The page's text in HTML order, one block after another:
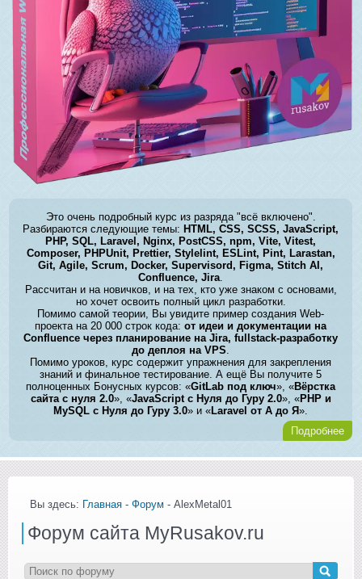
Это очень подробный курс из разряда "всё включено".
Разбираются следующие темы: HTML, CSS, SCSS, JavaScript,
PHP, SQL, Laravel, Nginx, PostCSS, npm, Vite, Vitest,
Composer, PHPUnit, Prettier, Stylelint, ESLint, Pint, Larastan,
Git, Agile, Scrum, Docker, Supervisord, Figma, Stitch AI,
Confluence, Jira.
Рассчитан и на новичков, и на тех, кто уже знаком с основами,
но хочет освоить полный цикл разработки.
Помимо самой теории, Вы увидите пример создания Web-
проекта на 20 000 строк кода:от идеи и документации на
Confluence через планирование на Jira, fullstack-разработку
до деплоя на VPS.
Помимо уроков, курс содержит упражнения для закрепления
знаний и финальное тестирование. А ещё Вы получите 5
полноценных Бонусных курсов: «GitLab под ключ», «Вёрстка
сайта с нуля 2.0», «JavaScript с Нуля до Гуру 2.0», «PHP и
MySQL с Нуля до Гуру 3.0» и «Laravel от А до Я».
Подробнее
Вы здесь: Главная - Форум - AlexMetal01
Форум сайта MyRusakov.ru